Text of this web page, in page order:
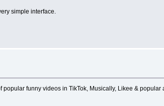
simple interface.
funny videos in TikTok, Musically, Likee & popular